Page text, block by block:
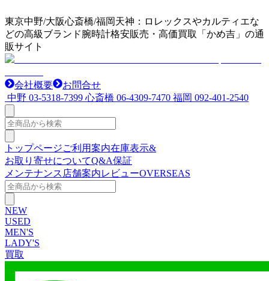
東京中野/大阪心斎橋/福岡天神：ロレックスやカルティエな
どの高級ブランド腕時計格安販売・高価買取「かめ吉」の通
販サイト
会社概要
お問合せ
中野 03-5318-7399 心斎橋 06-4309-7470 福岡 092-401-2540
トップページご利用案内在庫表示&
お取り寄せについてQ&A保証
メンテナンス 店舗案内レビューOVERSEAS
NEW
USED
MEN'S
LADY'S
買取